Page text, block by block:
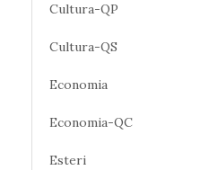
Cultura-QP
Cultura-QS
Economia
Economia-QC
Esteri